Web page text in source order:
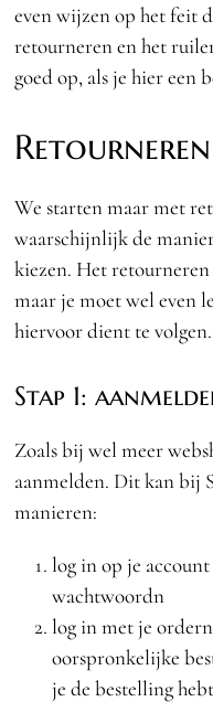
even wijzen op het feit
retourneren en het
goed op, als je hier een
Retourneren
We starten maar met
waarschijnlijk de
kiezen. Het
maar je moet wel even
hiervoor dient te volgen.
Stap 1:
Zoals bij wel meer
aanmelden. Dit kan bij
manieren:
log in op je
wachtwoordn
log in met je
oorspronkelijke
je de bestelling